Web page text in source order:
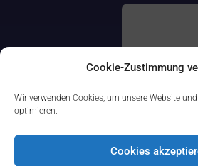
Cookie-Zustimmung
Wir verwenden Cookies, um unsere Website
optimieren.
Cookies